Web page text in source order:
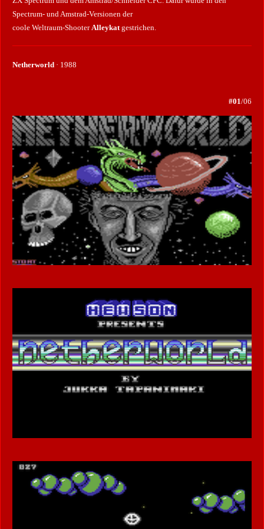
Spectrum- und Amstrad-Versionen der
coole Weltraum-Shooter Alleykat gestrichen.
Netherworld · 1988
#01/06